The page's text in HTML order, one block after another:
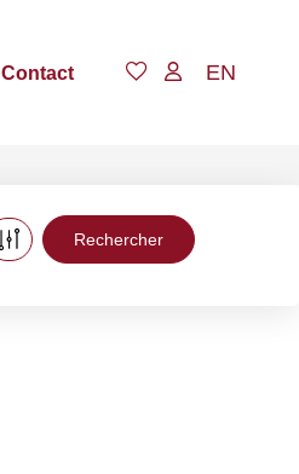
Contact EN